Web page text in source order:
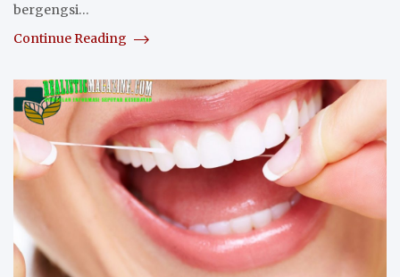
bergengsi…
Continue Reading